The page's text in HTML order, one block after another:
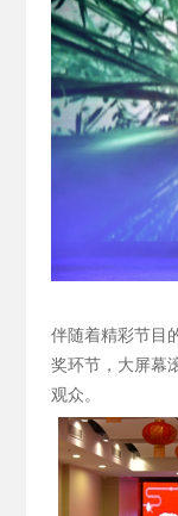
伴随着精彩节目
奖环节，大屏幕
观众。